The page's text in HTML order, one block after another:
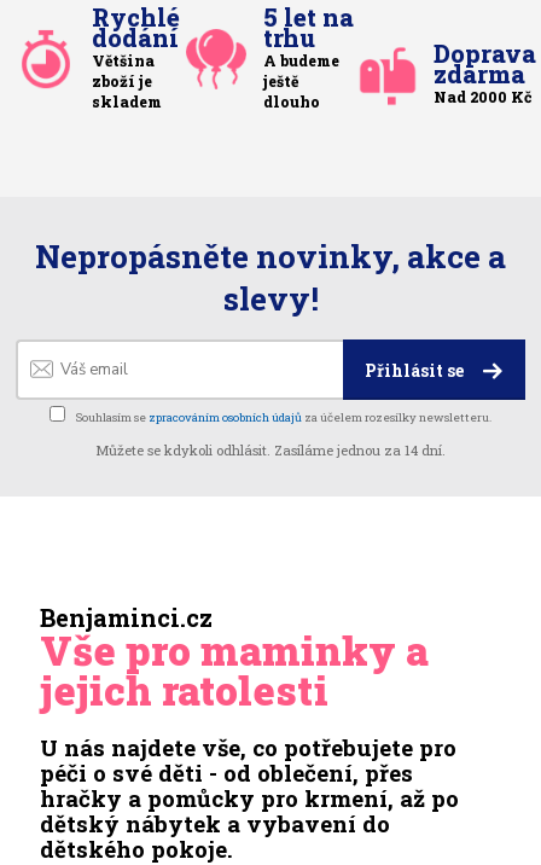
Rychlé
dodání
Většina
zboží je
skladem
5 let na
trhu
A budeme
ještě
dlouho
Doprava
zdarma
Nad 2000 Kč
Nepropásněte novinky, akce a
slevy!
Přihlásit se
Souhlasím se zpracováním osobních údajů za účelem rozesílky newsletteru.
Můžete se kdykoli odhlásit. Zasíláme jednou za 14 dní.
Benjaminci.cz
Vše pro maminky a
jejich ratolesti
U nás najdete vše, co potřebujete pro
péči o své děti - od oblečení, přes
hračky a pomůcky pro krmení, až po
dětský nábytek a vybavení do
dětského pokoje.